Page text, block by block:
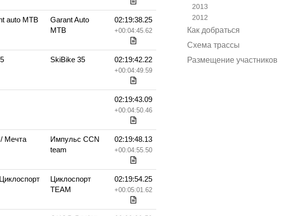
2013
2012
Как добраться
Схема трассы
Размещение участников
auto MTB
Garant Auto
MTB
02:19:38.25
+00:04:45.62
SkiBike 35 02:19:42.22
+00:04:49.59
02:19:43.09
+00:04:50.46
/ Мечта
Импульс CCN
team
02:19:48.13
+00:04:55.50
Циклоспорт
TEAM
02:19:54.25
+00:05:01.62